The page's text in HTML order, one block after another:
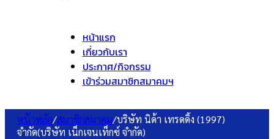
หน้าแรก
เกี่ยวกับเรา
ประกาศ/กิจกรรม
เข้าร่วมสมาชิกสมาคมฯ
หน้าหลัก/สมาชิกสมาคม/บริษัท นิด้า เทรดดิ้ง (1997)
จำกัด(บริษัท เน็กเจนเท็กซ์ จำกัด)